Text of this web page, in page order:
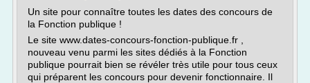
Un site pour connaître toutes les dates des concours de
la Fonction publique !
Le site www.dates-concours-fonction-publique.fr ,
nouveau venu parmi les sites dédiés à la Fonction
publique pourrait bien se révéler très utile pour tous ceux
qui préparent les concours pour devenir fonctionnaire. Il